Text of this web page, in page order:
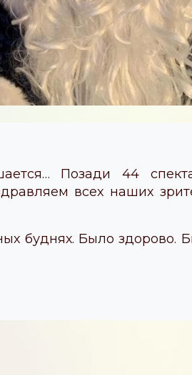
Позади 44
всех наших
буднях. Было здорово.